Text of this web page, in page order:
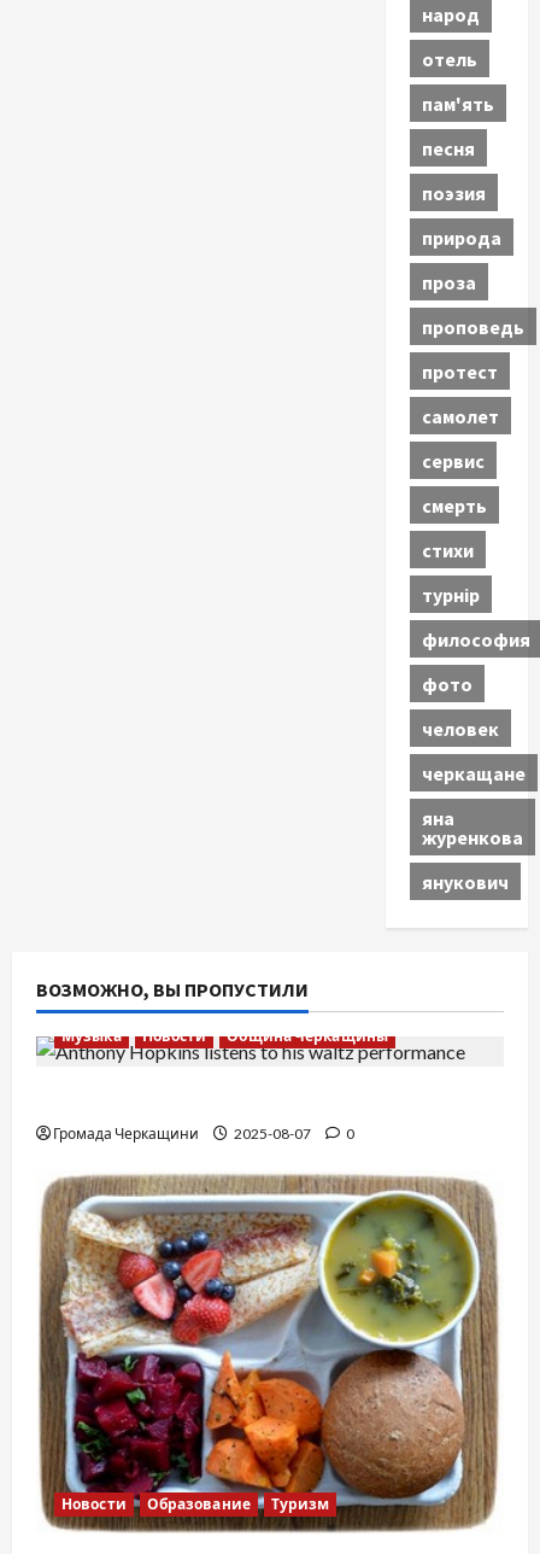
народ
отель
пам'ять
песня
поэзия
природа
проза
проповедь
протест
самолет
сервис
смерть
стихи
турнір
философия
фото
человек
черкащане
яна
журенкова
янукович
ВОЗМОЖНО, ВЫ ПРОПУСТИЛИ
Музыка Новости Община Черкащины
Громада Черкащини 2025-08-07 0
Новости Образование Туризм